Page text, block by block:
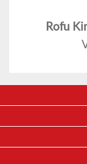
Rofu